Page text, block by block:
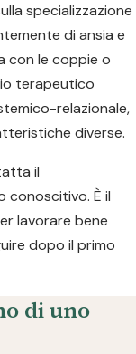
specializzazione
di ansia e
con le coppie o
terapeutico
relazionale,
diverse.
il
conoscitivo. È il
lavorare bene
dopo il primo
di uno